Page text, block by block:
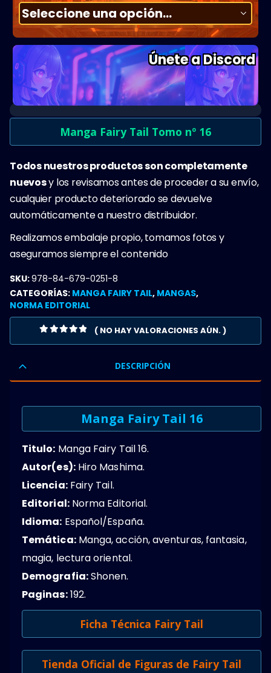
Únete a Discord
Manga Fairy Tail Tomo nº 16
Todos nuestros productos son completamente
nuevosy los revisamos antes de proceder a su envío,
cualquier producto deteriorado se devuelve
automáticamente a nuestro distribuidor.
Realizamos embalaje propio, tomamos fotos y
aseguramos siempre el contenido
SKU:978-84-679-0251-8
CATEGORÍAS: MANGA FAIRY TAIL, MANGAS,
NORMA EDITORIAL
( NO HAY VALORACIONES AÚN. )
DESCRIPCIÓN
Manga Fairy Tail 16
Titulo: Manga Fairy Tail 16.
Autor(es):Hiro Mashima.
Licencia:Fairy Tail.
Editorial:Norma Editorial.
Idioma: Español/España.
Temática:Manga, acción, aventuras, fantasia,
magia, lectura oriental.
Demografia:Shonen.
Paginas:192.
Ficha Técnica Fairy Tail
Tienda Oficial de Figuras de Fairy Tail